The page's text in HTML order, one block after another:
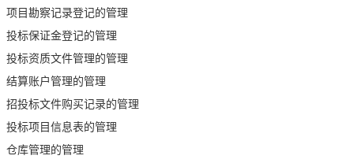
项目勘察记录登记的管理
投标保证金登记的管理
投标资质文件管理的管理
结算账户管理的管理
招投标文件购买记录的管理
投标项目信息表的管理
仓库管理的管理